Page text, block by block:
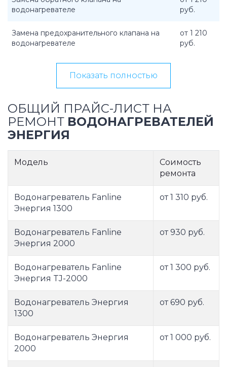
водонагревателе
руб.
Замена предохранительного клапана на
водонагревателе
от 1 210
руб.
Показать полностью
ОБЩИЙ ПРАЙС-ЛИСТ НА
РЕМОНТ ВОДОНАГРЕВАТЕЛЕЙ
ЭНЕРГИЯ
Модель
Соимость
ремонта
Водонагреватель Fanline
Энергия 1300
от 1 310 руб.
Водонагреватель Fanline
Энергия 2000
от 930 руб.
Водонагреватель Fanline
Энергия TJ-2000
от 1 300 руб.
Водонагреватель Энергия
1300
от 690 руб.
Водонагреватель Энергия
2000
от 1 000 руб.